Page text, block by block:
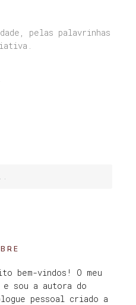
pelas palavrinhas
bem-vindos! O meu
sou a autora do
pessoal criado a